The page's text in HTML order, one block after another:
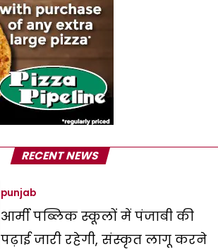
RECENT NEWS
punjab
आर्मी पब्लिक स्कूलों में पंजाबी की
पढ़ाई जारी रहेगी, संस्कृत लागू करने